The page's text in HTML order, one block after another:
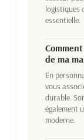
logistiques
essentielle.
de ma
En
vous
durable.
également
moderne.